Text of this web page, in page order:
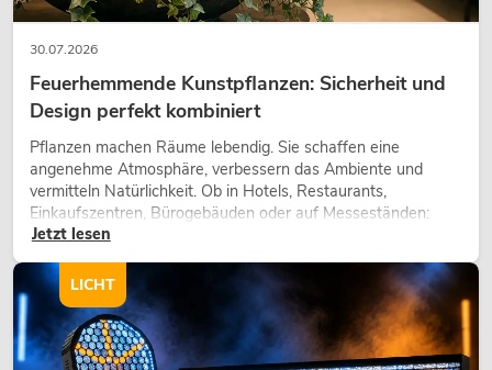
30.07.2026
Feuerhemmende Kunstpflanzen: Sicherheit und
Design perfekt kombiniert
Pflanzen machen Räume lebendig. Sie schaffen eine
angenehme Atmosphäre, verbessern das Ambiente und
vermitteln Natürlichkeit. Ob in Hotels, Restaurants,
Einkaufszentren, Bürogebäuden oder auf Messeständen:
eine hochwertige Begrünung gehört heute längst zum
Jetzt lesen
LICHT